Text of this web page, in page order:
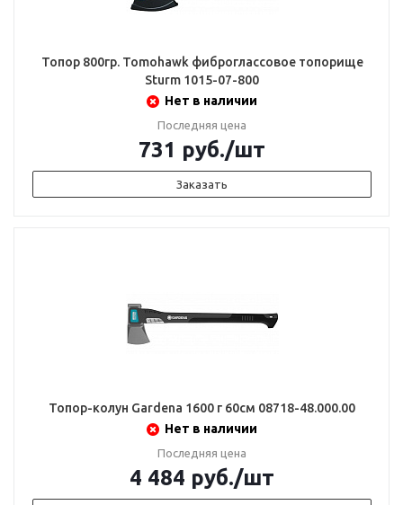
Топор 800гр. Tomohawk фиброглассовое топорище
Sturm 1015-07-800
Нет в наличии
Последняя цена
731 руб./шт
Заказать
Топор-колун Gardena 1600 г 60см 08718-48.000.00
Нет в наличии
Последняя цена
4 484 руб./шт